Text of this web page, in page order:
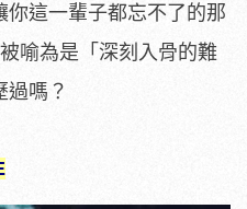
你這一輩子都忘不了的那
喻為是「深刻入骨的難
過嗎？